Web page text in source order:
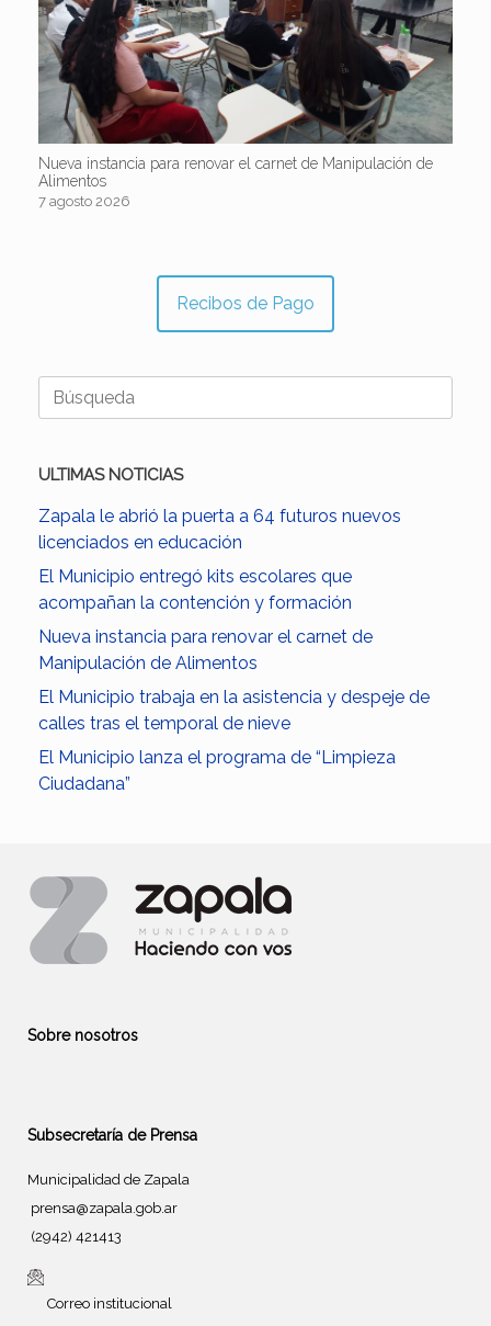
Nueva instancia para renovar el carnet de Manipulación de
Alimentos
7 agosto 2026
Recibos de Pago
Buscar:
ULTIMAS NOTICIAS
Zapala le abrió la puerta a 64 futuros nuevos
licenciados en educación
El Municipio entregó kits escolares que
acompañan la contención y formación
Nueva instancia para renovar el carnet de
Manipulación de Alimentos
El Municipio trabaja en la asistencia y despeje de
calles tras el temporal de nieve
El Municipio lanza el programa de “Limpieza
Ciudadana”
Sobre nosotros
Subsecretaría de Prensa
Municipalidad de Zapala
prensa@zapala.gob.ar
(2942) 421413
Correo institucional